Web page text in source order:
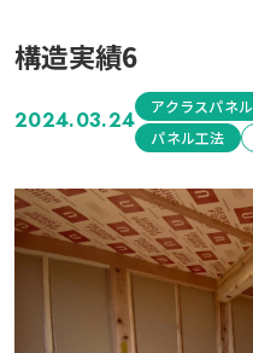
構造実績6
2024.03.24
アクラスパネル
パネル工法